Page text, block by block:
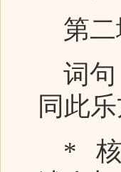
第二
词句
同此
* 核